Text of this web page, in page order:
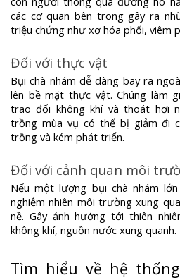
các cơ quan bên trong gây ra
triệu chứng như xơ hóa phổi, viêm
Đối với thực vật
Bụi chà nhám dễ dàng bay ra
lên bề mặt thực vật. Chúng làm
trao đổi không khí và thoát hơi
trồng mùa vụ có thể bị giảm đi
trồng và kém phát triển.
Đối với cảnh quan môi
Nếu một lượng bụi chà nhám
nghiễm nhiên môi trường xung
nề. Gây ảnh hưởng tới thiên
không khí, nguồn nước xung quanh.
Tìm hiểu về hệ